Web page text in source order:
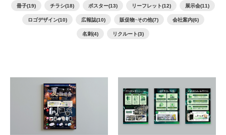
冊子(19) チラシ(18) ポスター(13) リーフレット(12) 展示会(11)
ロゴデザイン(10) 広報誌(10) 販促物･その他(7) 会社案内(6)
名刺(4) リクルート(3)